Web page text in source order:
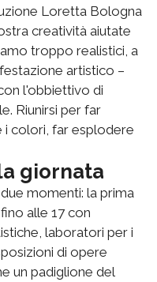
Loretta Bologna
creatività aiutate
troppo realistici, a
artistico –
l'obbiettivo di
Riunirsi per far
colori, far esplodere
giornata
momenti: la prima
alle 17 con
laboratori per i
di opere
un padiglione del